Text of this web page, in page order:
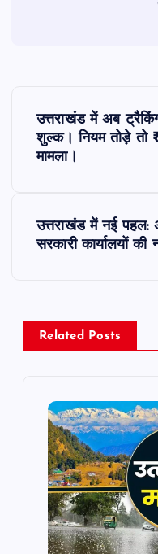
v
उत्तराखंड में अब
शुल्क। नियम तोड़े तो
मामला।
उत्तराखंड में नई
सरकारी कार्यालयों की
Related Posts